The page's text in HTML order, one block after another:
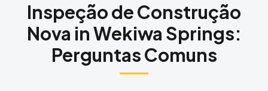
Inspeção de Construção
Nova inWekiwa Springs:
Perguntas Comuns